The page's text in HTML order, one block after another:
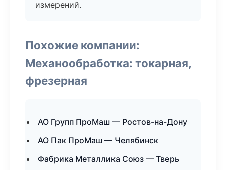
измерений.
Похожие компании:
Механообработка: токарная,
фрезерная
АО Групп ПроМаш — Ростов-на-Дону
АО Пак ПроМаш — Челябинск
Фабрика Металлика Союз — Тверь